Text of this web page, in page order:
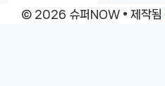
© 2026 슈퍼NOW • 제작됨